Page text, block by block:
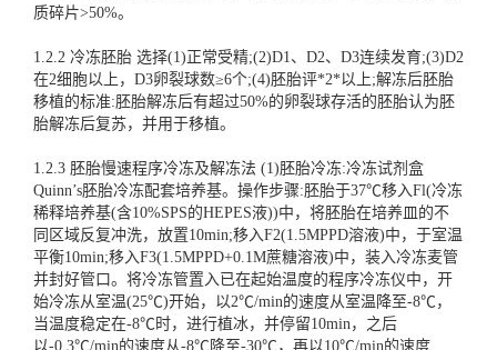
质碎片>50%。
1.2.2 冷冻胚胎 选择(1)正常受精;(2)D1、D2、D3连续发育;(3)D2
在2细胞以上，D3卵裂球数≥6个;(4)胚胎评*2*以上;解冻后胚胎
移植的标准:胚胎解冻后有超过50%的卵裂球存活的胚胎认为胚
胎解冻后复苏，并用于移植。
1.2.3 胚胎慢速程序冷冻及解冻法 (1)胚胎冷冻:冷冻试剂盒
Quinn’s胚胎冷冻配套培养基。操作步骤:胚胎于37℃移入Fl(冷冻
稀释培养基(含10%SPS的HEPES液))中，将胚胎在培养皿的不
同区域反复冲洗，放置10min;移入F2(1.5MPPD溶液)中，于室温
平衡10min;移入F3(1.5MPPD+0.1M蔗糖溶液)中，装入冷冻麦管
并封好管口。将冷冻管置入已在起始温度的程序冷冻仪中，开
始冷冻从室温(25℃)开始，以2℃/min的速度从室温降至-8℃，
当温度稳定在-8℃时，进行植冰，并停留10min，之后
以-0.3℃/min的速度从-8℃降至-30℃，再以10℃/min的速度